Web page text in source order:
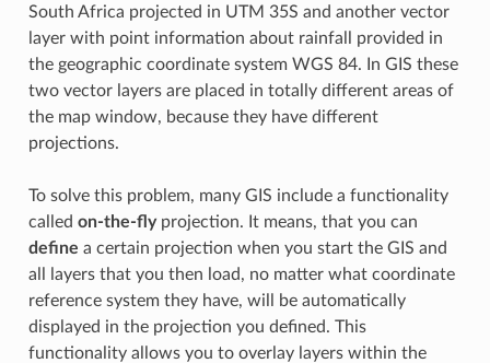
South Africa projected in UTM 35S and another vector
layer with point information about rainfall provided in
the geographic coordinate system WGS 84. In GIS these
two vector layers are placed in totally different areas of
the map window, because they have different
projections.
To solve this problem, many GIS include a functionality
called on-the-flyprojection. It means, that you can
define a certain projection when you start the GIS and
all layers that you then load, no matter what coordinate
reference system they have, will be automatically
displayed in the projection you defined. This
functionality allows you to overlay layers within the